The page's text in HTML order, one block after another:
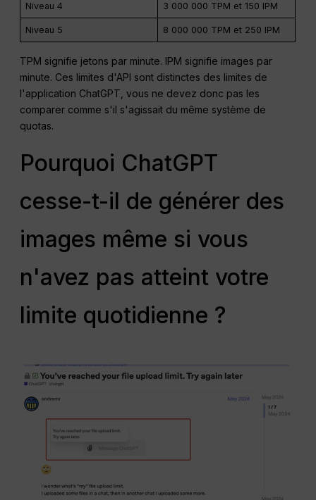
Niveau 4 3 000 000 TPM et 150 IPM
Niveau 5 8 000 000 TPM et 250 IPM
TPM signifie jetons par minute. IPM signifie images par
minute. Ces limites d'API sont distinctes des limites de
l'application ChatGPT, vous ne devez donc pas les
comparer comme s'il s'agissait du même système de
quotas.
Pourquoi ChatGPT
cesse-t-il de générer des
images même si vous
n'avez pas atteint votre
limite quotidienne ?